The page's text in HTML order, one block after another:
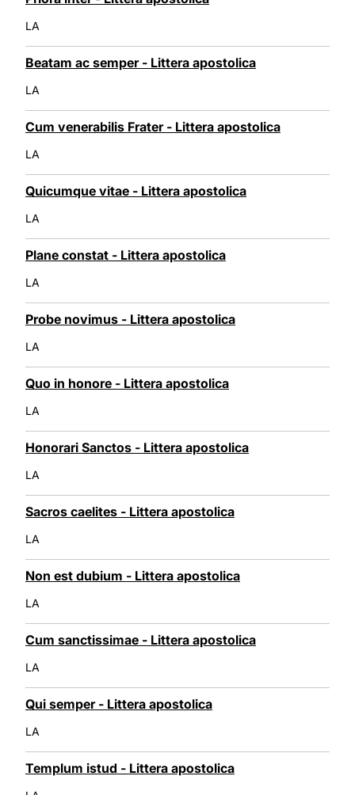
LA
Beatam ac semper - Littera apostolica
LA
Cum venerabilis Frater - Littera apostolica
LA
Quicumque vitae - Littera apostolica
LA
Plane constat - Littera apostolica
LA
Probe novimus - Littera apostolica
LA
Quo in honore - Littera apostolica
LA
Honorari Sanctos - Littera apostolica
LA
Sacros caelites - Littera apostolica
LA
Non est dubium - Littera apostolica
LA
Cum sanctissimae - Littera apostolica
LA
Qui semper - Littera apostolica
LA
Templum istud - Littera apostolica